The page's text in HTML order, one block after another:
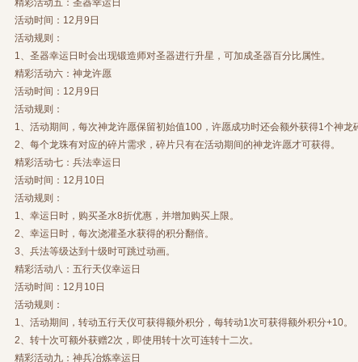
精彩活动五：圣器幸运日
活动时间：12月9日
活动规则：
1、圣器幸运日时会出现锻造师对圣器进行升星，可加成圣器百分比属性。
精彩活动六：神龙许愿
活动时间：12月9日
活动规则：
1、活动期间，每次神龙许愿保留初始值100，许愿成功时还会额外获得1个神龙
2、每个龙珠有对应的碎片需求，碎片只有在活动期间的神龙许愿才可获得。
精彩活动七：兵法幸运日
活动时间：12月10日
活动规则：
1、幸运日时，购买圣水8折优惠，并增加购买上限。
2、幸运日时，每次浇灌圣水获得的积分翻倍。
3、兵法等级达到十级时可跳过动画。
精彩活动八：五行天仪幸运日
活动时间：12月10日
活动规则：
1、活动期间，转动五行天仪可获得额外积分，每转动1次可获得额外积分+10。
2、转十次可额外获赠2次，即使用转十次可连转十二次。
精彩活动九：神兵冶炼幸运日